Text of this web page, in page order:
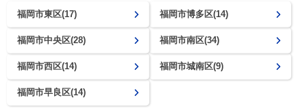
福岡市東区(17) 福岡市博多区(14)
福岡市中央区(28) 福岡市南区(34)
福岡市西区(14) 福岡市城南区(9)
福岡市早良区(14)